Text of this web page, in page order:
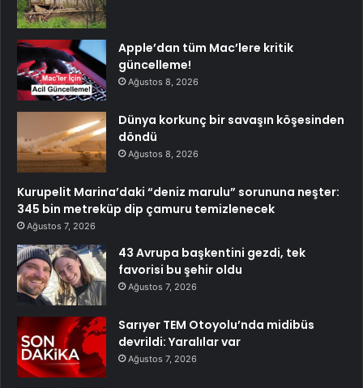
Apple’dan tüm Mac’lere kritik
güncelleme!
Ağustos 8, 2026
Dünya korkunç bir savaşın köşesinden
döndü
Ağustos 8, 2026
Kurupelit Marina’daki “deniz marulu” sorununa neşter:
345 bin metreküp dip çamuru temizlenecek
Ağustos 7, 2026
43 Avrupa başkentini gezdi, tek
favorisi bu şehir oldu
Ağustos 7, 2026
Sarıyer TEM Otoyolu’nda midibüs
devrildi: Yaralılar var
Ağustos 7, 2026